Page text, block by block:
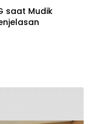
saat Mudik